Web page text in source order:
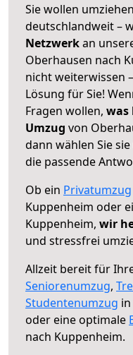
Sie wollen
deutschlandweit –
Netzwerkan
Oberhausen nach
nicht weiterwissen
Lösung für Sie!
Fragen wollen, was
Umzug von
dann wählen Sie
die passende
Ob ein Privatumzug
Kuppenheim oder
Kuppenheim, wir
und stressfrei
Allzeit bereit für
Seniorenumzug,
Studentenumzug
oder eine optimale
nach Kuppenheim.